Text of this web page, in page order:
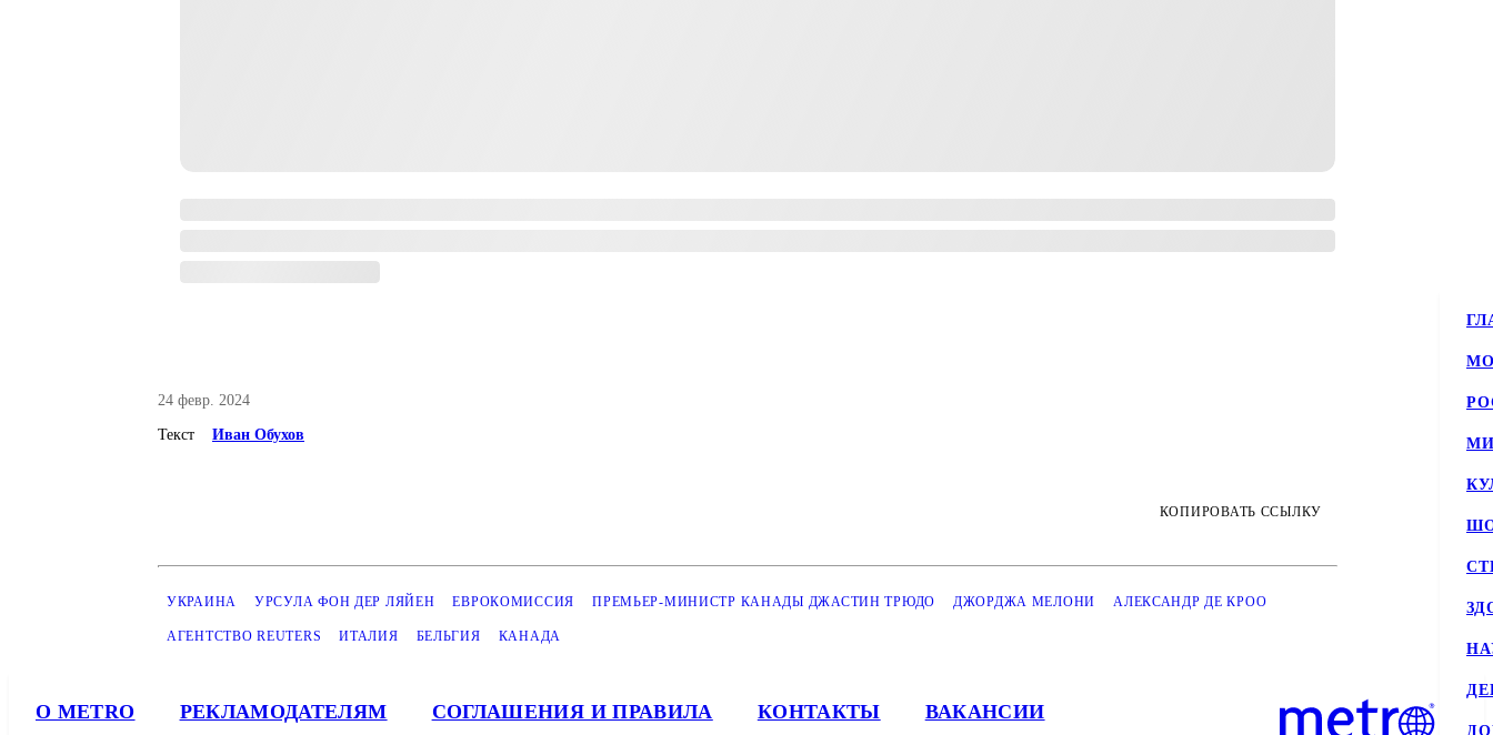
24 февр. 2024
Текст Иван Обухов
КОПИРОВАТЬ ССЫЛКУ
УКРАИНА УРСУЛА ФОН ДЕР ЛЯЙЕН ЕВРОКОМИССИЯ ПРЕМЬЕР-МИНИСТР КАНАДЫ ДЖАСТИН ТРЮДО ДЖОРДЖА МЕЛОНИ АЛЕКСАНДР ДЕ КРОО
АГЕНТСТВО REUTERS ИТАЛИЯ БЕЛЬГИЯ КАНАДА
О METRO РЕКЛАМОДАТЕЛЯМ СОГЛАШЕНИЯ И ПРАВИЛА КОНТАКТЫ ВАКАНСИИ